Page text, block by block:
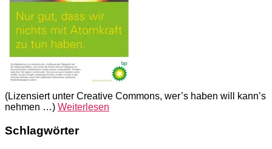
(Lizensiert unter Creative Commons, wer’s haben will kann’s
nehmen …) Weiterlesen
Schlagwörter